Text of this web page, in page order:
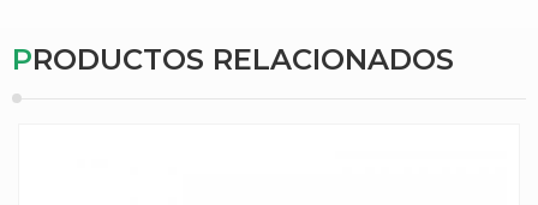
PRODUCTOS RELACIONADOS